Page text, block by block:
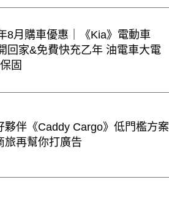
8月購車優惠｜《Kia》電動車
回家&免費快充乙年 油電車大電
固
夥伴《Caddy Cargo》低門檻方案
旅再幫你打廣告